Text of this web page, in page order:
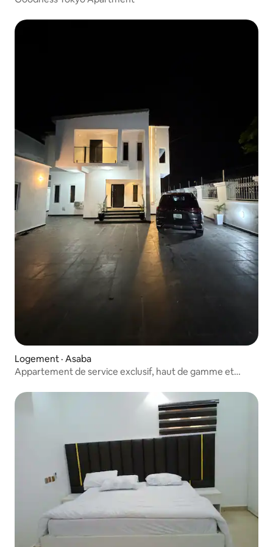
Logement · Asaba
Appartement de service exclusif, haut de gamme et